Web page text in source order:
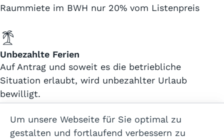
Raummiete im BWH nur 20% vom Listenpreis
Unbezahlte Ferien
Auf Antrag und soweit es die betriebliche
Situation erlaubt, wird unbezahlter Urlaub
bewilligt.
Um unsere Webseite für Sie optimal zu
gestalten und fortlaufend verbessern zu